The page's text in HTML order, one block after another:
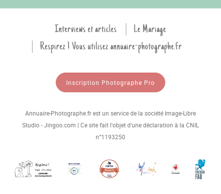
Interviews et articles
Le Mariage
Respirez ! Vous utilisez annuaire-photographe.fr
Inscription Photographe Pro
Annuaire-Photographe.fr est un service de la société Image-Libre
Studio - Jingoo.com | Ce site fait l'objet d'une déclaration à la CNIL
n°1193250